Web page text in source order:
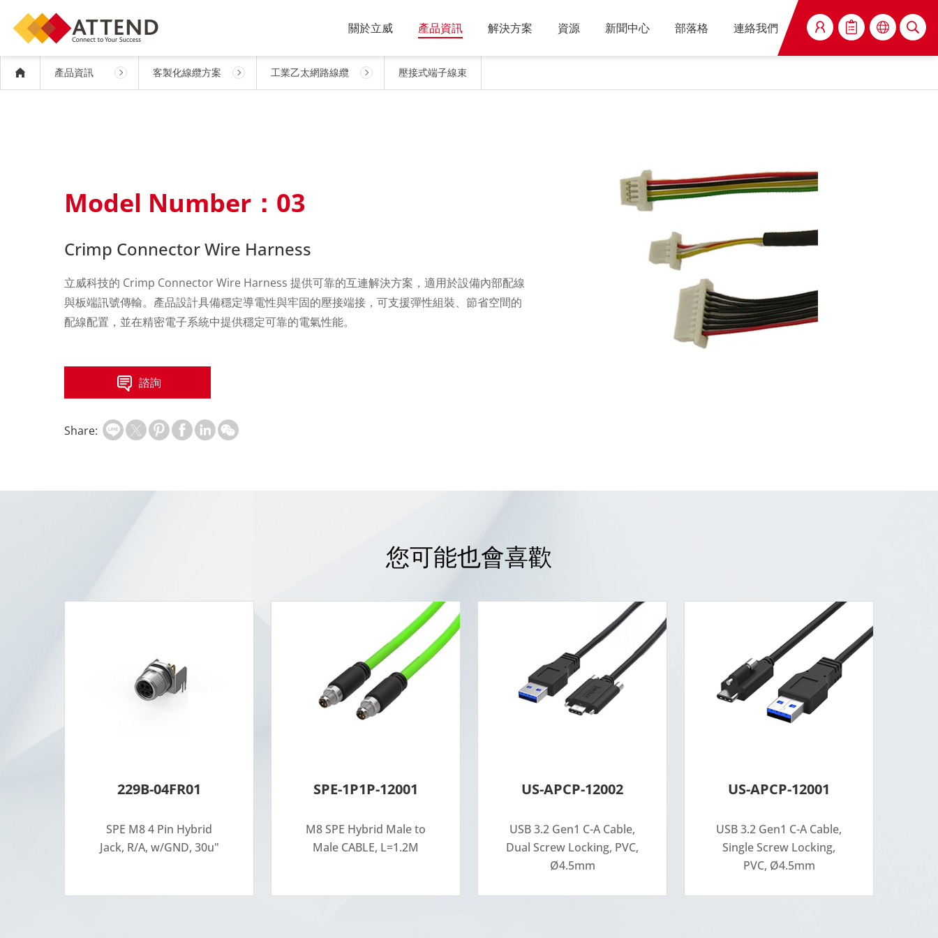
關於立威 產品資訊 解決方案 資源 新聞中心 部落格 連絡我們 搜尋
產品資訊 客製化線纜方案 工業乙太網路線纜 壓接式端子線束
Model Number：03
Crimp Connector Wire Harness
立威科技的 Crimp Connector Wire Harness 提供可靠的互連解決方案，適用於設備內部配線
與板端訊號傳輸。產品設計具備穩定導電性與牢固的壓接端接，可支援彈性組裝、節省空間的
配線配置，並在精密電子系統中提供穩定可靠的電氣性能。
諮詢
Share:
您可能也會喜歡
229B-04FR01
SPE M8 4 Pin Hybrid
Jack, R/A, w/GND, 30u"
SPE-1P1P-12001
M8 SPE Hybrid Male to
Male CABLE, L=1.2M
US-APCP-12002
USB 3.2 Gen1 C-A Cable,
Dual Screw Locking, PVC,
Ø4.5mm
US-APCP-12001
USB 3.2 Gen1 C-A Cable,
Single Screw Locking,
PVC, Ø4.5mm